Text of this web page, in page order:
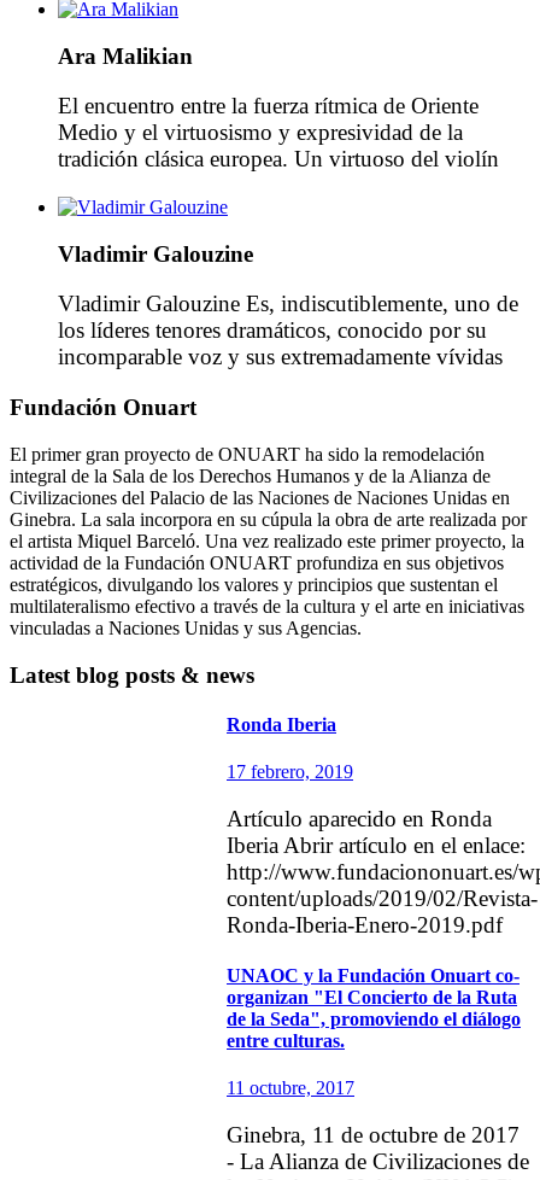
en Europa. Estudió en la Hochschule für Musik
und Theater Hamburg con el profesor Ingrid
Kremling, donde se licenció y obtuvo su máster
[…]
Ara Malikian
El encuentro entre la fuerza rítmica de Oriente
Medio y el virtuosismo y expresividad de la
tradición clásica europea. Un virtuoso del violín
en sus propias raíces armenias y en las de otras
culturas de Oriente Medio (música árabe y judía),
del centro de Europa (cultura gitana […]
Vladimir Galouzine
Vladimir Galouzine Es, indiscutiblemente, uno de
los líderes tenores dramáticos, conocido por su
incomparable voz y sus extremadamente vívidas
1990 a 2012 trabajó con regularidad con la
Gergiev. Su primer papel protagonista en la
compañía fue en el Otello de Verdi […]
Fundación Onuart
El primer gran proyecto de ONUART ha sido la remodelación
integral de la Sala de los Derechos Humanos y de la Alianza de
Civilizaciones del Palacio de las Naciones de Naciones Unidas en
Ginebra. La sala incorpora en su cúpula la obra de arte realizada por
el artista Miquel Barceló. Una vez realizado este primer proyecto, la
actividad de la Fundación ONUART profundiza en sus objetivos
estratégicos, divulgando los valores y principios que sustentan el
multilateralismo efectivo a través de la cultura y el arte en iniciativas
vinculadas a Naciones Unidas y sus Agencias.
Latest blog posts & news
Ronda Iberia
17 febrero, 2019
Artículo aparecido en Ronda
Iberia Abrir artículo en el enlace:
http://www.fundaciononuart.es/
content/uploads/2019/02/Revista-
Ronda-Iberia-Enero-2019.pdf
UNAOC y la Fundación Onuart co-
organizan "El Concierto de la Ruta
de la Seda", promoviendo el diálogo
entre culturas.
11 octubre, 2017
Ginebra, 11 de octubre de 2017
- La Alianza de Civilizaciones de